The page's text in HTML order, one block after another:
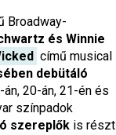
Broadway-
és Winnie
című musical
debütáló
20-án, 21-én és
színpadok
szereplők is részt